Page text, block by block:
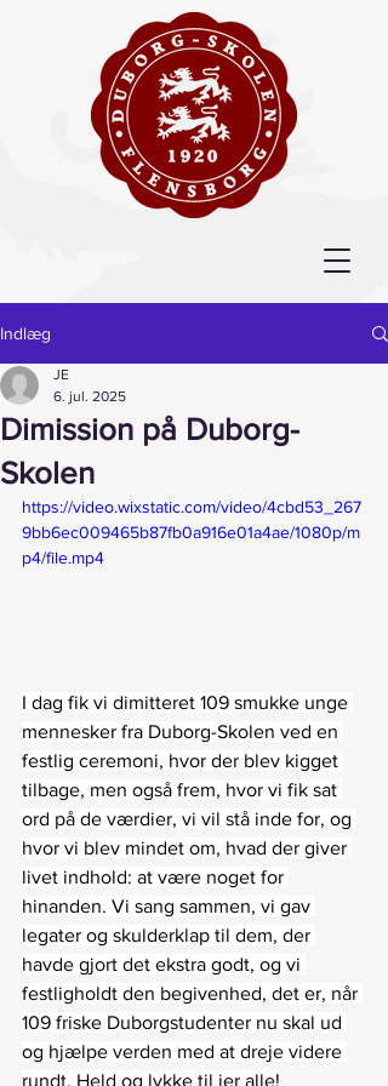
Indlæg
Dimission på Duborg-
Skolen
JE
6. jul. 2025
https://video.wixstatic.com/video/4cbd53_267
9bb6ec009465b87fb0a916e01a4ae/1080p/m
p4/file.mp4
I dag fik vi dimitteret 109 smukke unge
mennesker fra Duborg-Skolen ved en
festlig ceremoni, hvor der blev kigget
tilbage, men også frem, hvor vi fik sat
ord på de værdier, vi vil stå inde for, og
hvor vi blev mindet om, hvad der giver
livet indhold: at være noget for
hinanden. Vi sang sammen, vi gav
legater og skulderklap til dem, der
havde gjort det ekstra godt, og vi
festligholdt den begivenhed, det er, når
109 friske Duborgstudenter nu skal ud
og hjælpe verden med at dreje videre
rundt. Held og lykke til jer alle!